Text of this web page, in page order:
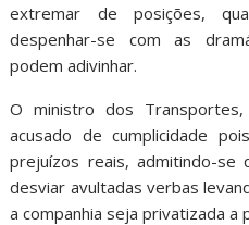
extremar de posições,
despenhar-se com as
podem adivinhar.
O ministro dos
acusado de cumplicidade
prejuízos reais, admitindo-
desviar avultadas verbas
a companhia seja privatizada a